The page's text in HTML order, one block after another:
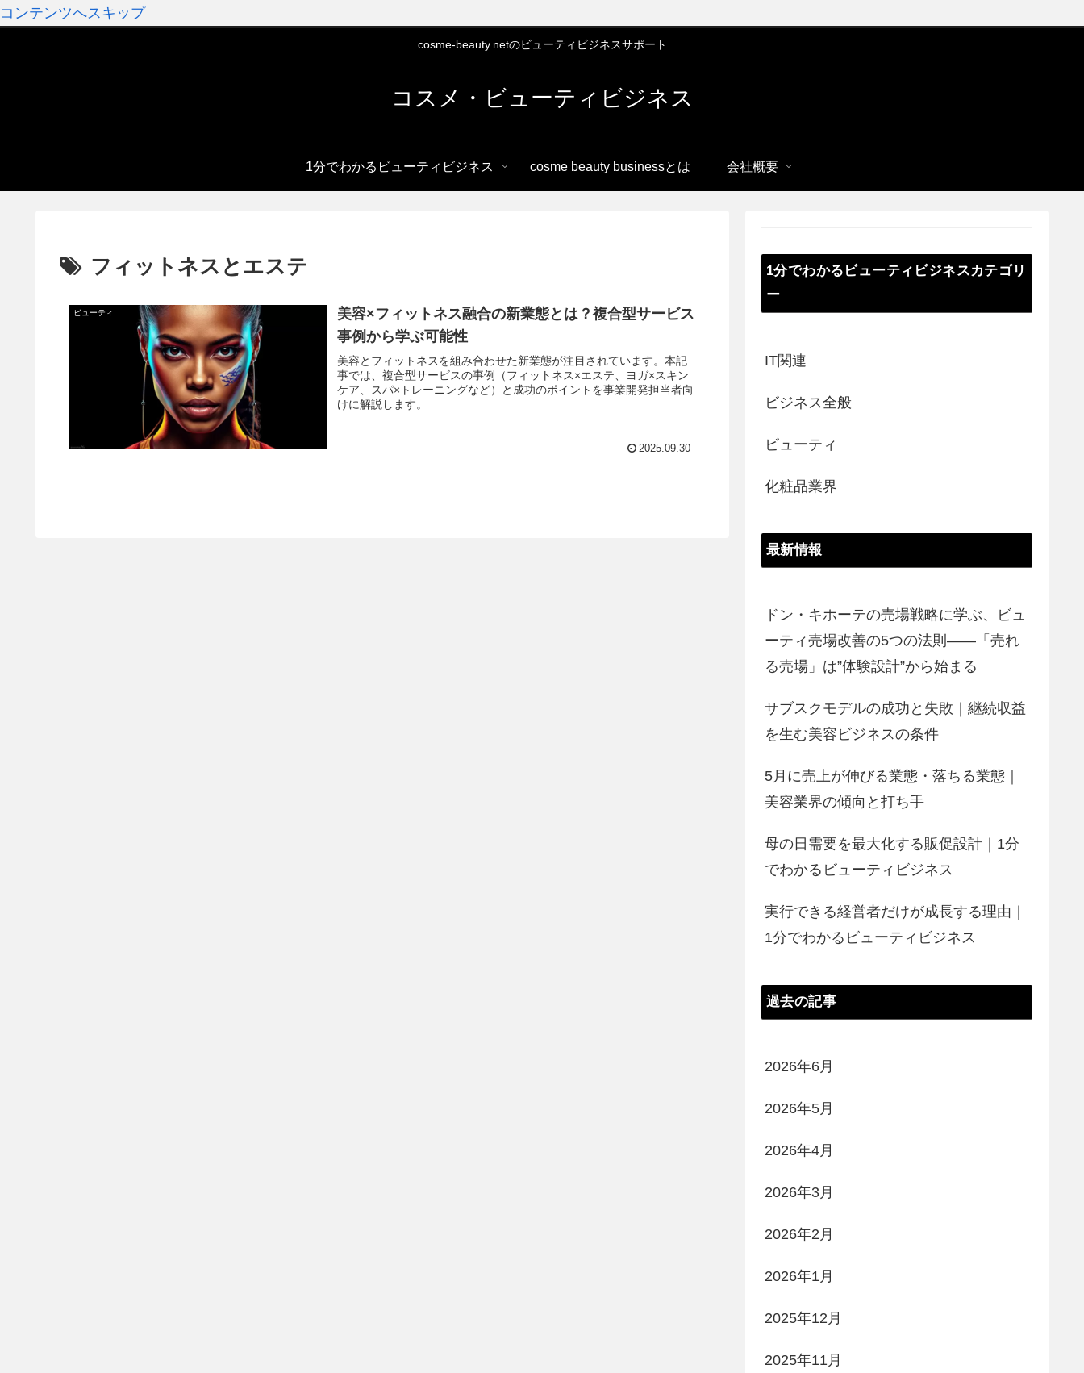
コンテンツへスキップ
cosme-beauty.netのビューティビジネスサポート
コスメ・ビューティビジネス
1分でわかるビューティビジネス cosme beauty businessとは 会社概要
フィットネスとエステ
ビューティ
美容×フィットネス融合の新業態とは？複合型サービス
事例から学ぶ可能性
美容とフィットネスを組み合わせた新業態が注目されています。本記
事では、複合型サービスの事例（フィットネス×エステ、ヨガ×スキン
ケア、スパ×トレーニングなど）と成功のポイントを事業開発担当者向
けに解説します。
2025.09.30
1分でわかるビューティビジネスカテゴリ
ー
IT関連
ビジネス全般
ビューティ
化粧品業界
最新情報
ドン・キホーテの売場戦略に学ぶ、ビュ
ーティ売場改善の5つの法則――「売れ
る売場」は”体験設計”から始まる
サブスクモデルの成功と失敗｜継続収益
を生む美容ビジネスの条件
5月に売上が伸びる業態・落ちる業態｜
美容業界の傾向と打ち手
母の日需要を最大化する販促設計｜1分
でわかるビューティビジネス
実行できる経営者だけが成長する理由｜
1分でわかるビューティビジネス
過去の記事
2026年6月
2026年5月
2026年4月
2026年3月
2026年2月
2026年1月
2025年12月
2025年11月